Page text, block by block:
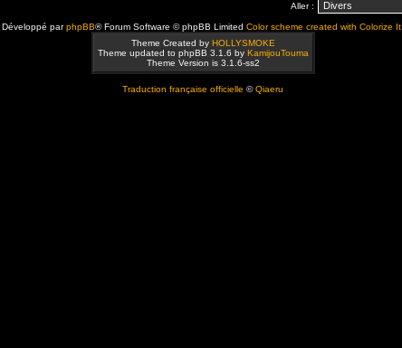
Aller :
Développé parphpBB® Forum Software © phpBB Limited Color scheme created with Colorize It
Theme Created by HOLLYSMOKE
Theme updated to phpBB 3.1.6 by KamijouTouma
Theme Version is 3.1.6-ss2
Traduction française officielle ©Qiaeru